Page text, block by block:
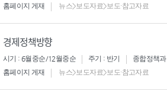
홈페이지 게재
뉴스>보도자료>보도·참고자료
경제정책방향
시기 : 6월중순/12월중순 주기 : 반기
종합정책과
홈페이지 게재
뉴스>보도자료>보도·참고자료